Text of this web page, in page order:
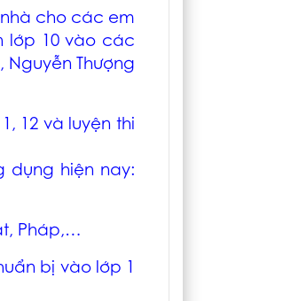
cho các em
lớp 10 vào các
Nguyễn Thượng
12 và luyện thi
dụng hiện nay:
Pháp,…
bị vào lớp 1